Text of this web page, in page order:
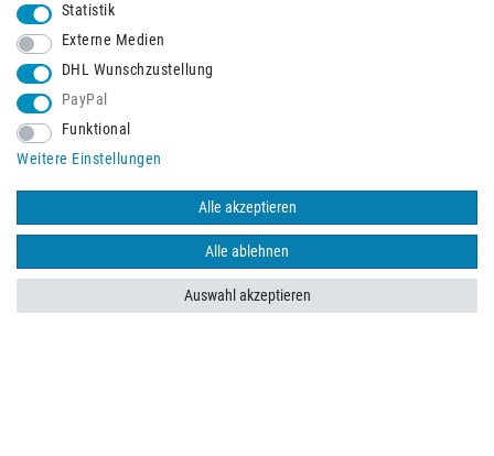
Schneller Versand mit
Statistik
Externe Medien
DHL Wunschzustellung
PayPal
Funktional
Weitere Einstellungen
Alle akzeptieren
Alle ablehnen
Auswahl akzeptieren